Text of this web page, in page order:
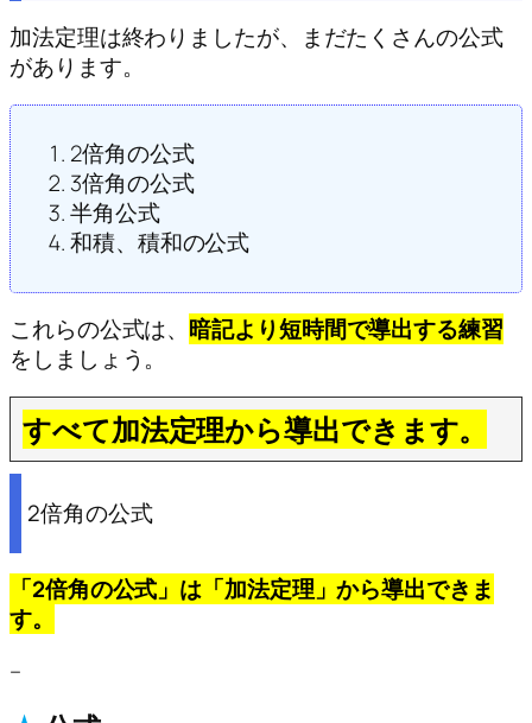
加法定理は終わりましたが、まだたくさんの公式
があります。
2倍角の公式
3倍角の公式
半角公式
和積、積和の公式
これらの公式は、 暗記より短時間で導出する練習
をしましょう。
すべて加法定理から導出できます。
2倍角の公式
「2倍角の公式」は「加法定理」から導出できま
す。
–